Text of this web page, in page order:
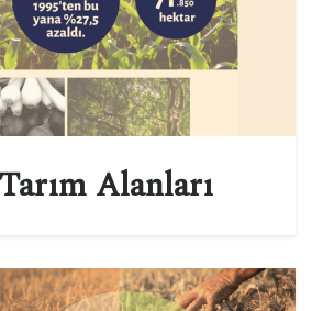
Alanları